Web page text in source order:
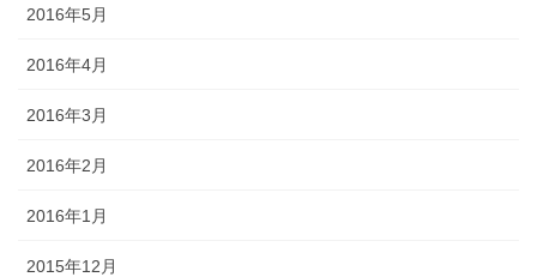
2016年5月
2016年4月
2016年3月
2016年2月
2016年1月
2015年12月